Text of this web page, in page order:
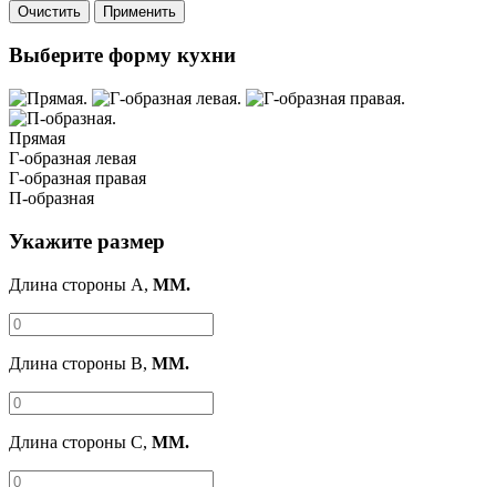
Очистить Применить
Выберите форму кухни
Прямая
Г-образная левая
Г-образная правая
П-образная
Укажите размер
Длина стороны A, ММ.
Длина стороны B, ММ.
Длина стороны C, ММ.